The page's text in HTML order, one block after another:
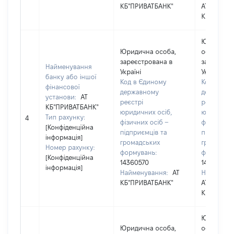
КБ"ПРИВАТБАНК"
АТ
4
Найменування
банку або іншої
фінансової
установи:
АТ
КБ"ПРИВАТБАНК"
Тип рахунку:
[Конфіденційна
інформація]
Номер рахунку:
[Конфіденційна
інформація]
Юридична особа,
зареєстрована в
Україні
Код в Єдиному
державному
реєстрі
юридичних осіб,
фізичних осіб –
підприємців та
громадських
формувань:
14360570
Найменування:
АТ
КБ"ПРИВАТБАНК"
особа,
Україні
Код в
реєстрі
АТ
Юридична особа,
особа,